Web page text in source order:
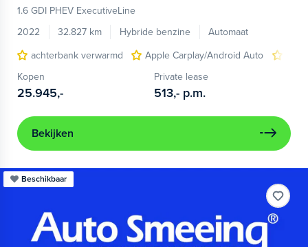
1.6 GDI PHEV ExecutiveLine
2022
32.827 km Hybride benzine
Automaat
achterbank verwarmd
Apple Carplay/Android Auto
Kopen
25.945,-
Private lease
513,- p.m.
Bekijken
Beschikbaar